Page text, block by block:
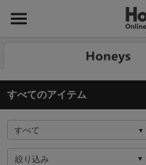
すべてのアイテム
絞り込み